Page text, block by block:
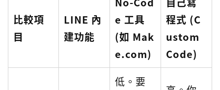
比較項
目
LINE 內
建功能
e 工具
(如 Mak
e.com)
程式 (C
ustom
Code)
低。要